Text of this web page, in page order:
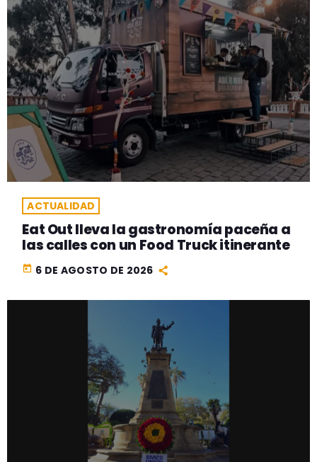
ACTUALIDAD
Eat Out lleva la gastronomía paceña a
las calles con un Food Truck itinerante
today 6 DE AGOSTO DE 2026